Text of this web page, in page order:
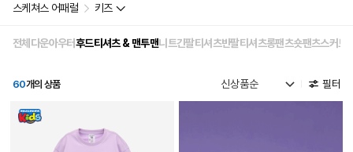
스케쳐스 어패럴 키즈
전체 다운아우터후드티셔츠 & 맨투맨니트긴팔티셔츠반팔티셔츠롱팬츠숏팬츠스커트
60개의 상품 필터